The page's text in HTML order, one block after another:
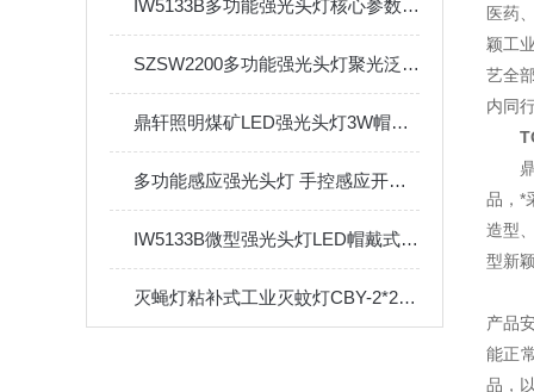
IW5133B多功能强光头灯核心参数与功能解析
SZSW2200多功能强光头灯聚光泛光Tpye-C充电式
鼎轩照明煤矿LED强光头灯3W帽戴式数显IP65
多功能感应强光头灯 手控感应开关 聚光泛光 3W 电量显示 IP66
IW5133B微型强光头灯LED帽戴式铁路户外夜间检修巡检充电头灯
灭蝇灯粘补式工业灭蚊灯CBY-2*20灭蚊灯
医药
颖工
艺全
内同
品，*
造型
型新
产品
能正
品，